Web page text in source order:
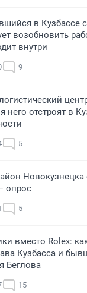
в Кузбассе
возобновить
внутри
9
него отстроят в
5
опрос
5
вместо Rolex:
Кузбасса и
Беглова
15